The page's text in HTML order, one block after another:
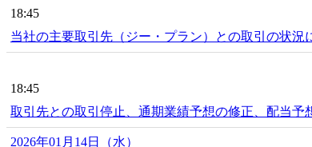
18:45
当社の主要取引先（ジー・プラン）との取引の状況
18:45
取引先との取引停止、通期業績予想の修正、配当
2026年01月14日（水）